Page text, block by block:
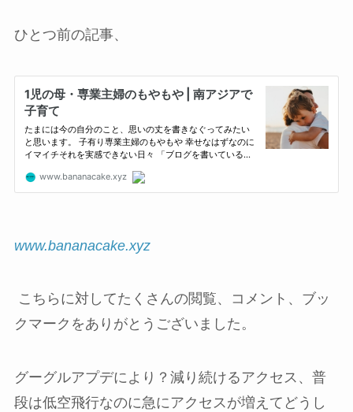
ひとつ前の記事、
www.bananacake.xyz
こちらに対してたくさんの閲覧、コメント、ブッ
クマークをありがとうございました。
グーグルアプデにより？減り続けるアクセス、普
段は低空飛行なのに急にアクセスが増えてどうし